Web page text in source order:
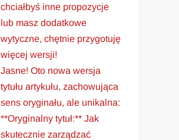
chciałbyś inne propozycje
lub masz dodatkowe
wytyczne, chętnie przygotuję
więcej wersji!
Jasne! Oto nowa wersja
tytułu artykułu, zachowująca
sens oryginału, ale unikalna:
**Oryginalny tytuł:** Jak
skutecznie zarządzać